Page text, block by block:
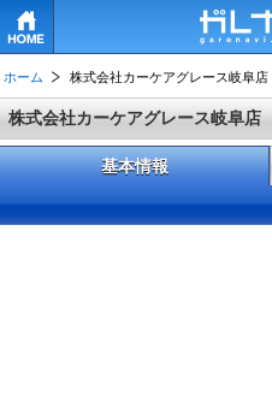
ホーム 株式会社カーケアグレース岐阜店
株式会社カーケアグレース岐阜店
基本情報